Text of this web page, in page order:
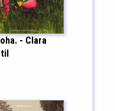
- Clara